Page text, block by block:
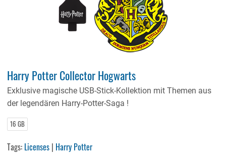
Harry Potter Collector Hogwarts
Exklusive magische USB-Stick-Kollektion mit Themen aus
der legendären Harry-Potter-Saga !
16 GB
Tags: Licenses | Harry Potter